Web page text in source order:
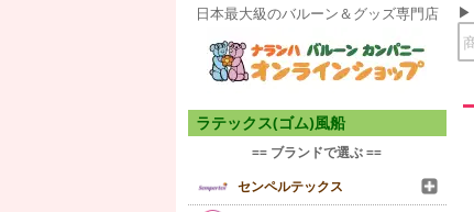
日本最大級のバルーン＆グッズ専門店
ラテックス(ゴム)風船
== ブランドで選ぶ ==
センペルテックス